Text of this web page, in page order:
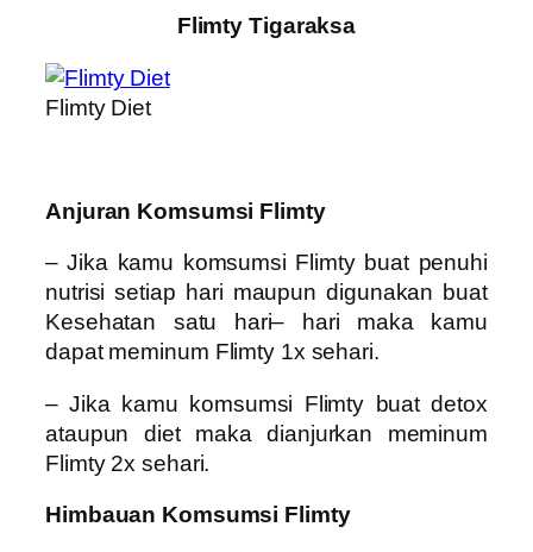
Flimty Tigaraksa
Flimty Diet
Anjuran Komsumsi Flimty
– Jika kamu komsumsi Flimty buat penuhi
nutrisi setiap hari maupun digunakan buat
Kesehatan satu hari– hari maka kamu
dapat meminum Flimty 1x sehari.
– Jika kamu komsumsi Flimty buat detox
ataupun diet maka dianjurkan meminum
Flimty 2x sehari.
Himbauan Komsumsi Flimty